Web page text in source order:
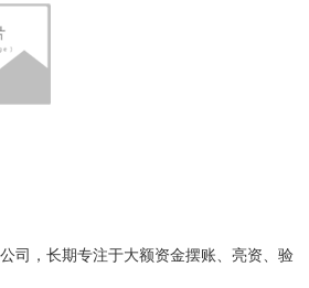
司，长期专注于大额资金摆账、亮资、验